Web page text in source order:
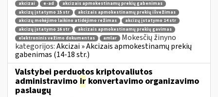
akcizai e-ad
akcizais apmokestinamų prekių gabenimas
akcizų įstatymo 15 str
akcizais apmokestinamų prekių išvežimas
akcizų mokėjimo laikino atidėjimo režimas
akcizų įstatymo 14 str
akcizų įstatymo 16 str
akcizais apmokestinamų prekių gavimas
elektroninis vežimo dokumentas
amlar
Mokesčių žinyno
kategorijos:Akcizai » Akcizais apmokestinamų prekių
gabenimas (14-18 str.)
Valstybei perduotos kriptovaliutos
administravimo ir konvertavimo organizavimo
paslaugų